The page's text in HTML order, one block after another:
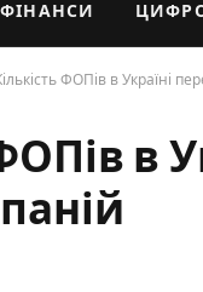
ФІНАНСИ
ФОПів в Україні
в